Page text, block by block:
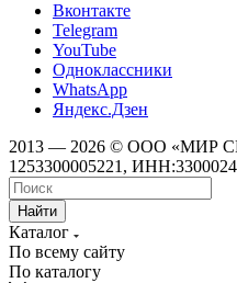
Вконтакте
Telegram
YouTube
Одноклассники
WhatsApp
Яндекс.Дзен
2013 — 2026 © ООО «МИР
1253300005221,
Найти
Каталог
По всему сайту
По каталогу